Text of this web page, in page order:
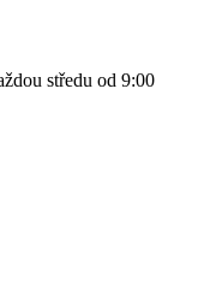
středu od 9:00